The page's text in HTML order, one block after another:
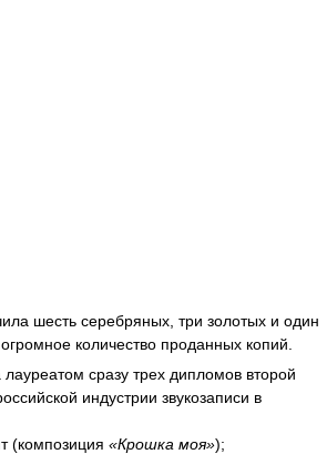
шесть серебряных, три золотых и один
количество проданных копий.
лауреатом сразу трех дипломов второй
индустрии звукозаписи в
(композиция «Крошка моя»);